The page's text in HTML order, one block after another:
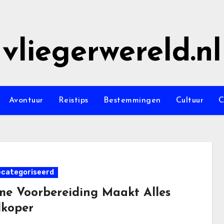
vliegerwereld.nl
Avontuur Reistips Bestemmingen Cultuur
Voorbereiding Maakt Alles